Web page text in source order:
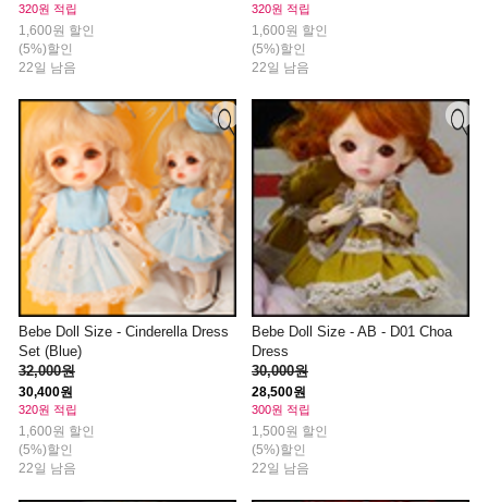
320원 적립
1,600원 할인
(5%)할인
22일 남음
320원 적립
1,600원 할인
(5%)할인
22일 남음
Bebe Doll Size - Cinderella Dress
Set (Blue)
32,000원
30,400원
320원 적립
1,600원 할인
(5%)할인
22일 남음
Bebe Doll Size - AB - D01 Choa
Dress
30,000원
28,500원
300원 적립
1,500원 할인
(5%)할인
22일 남음